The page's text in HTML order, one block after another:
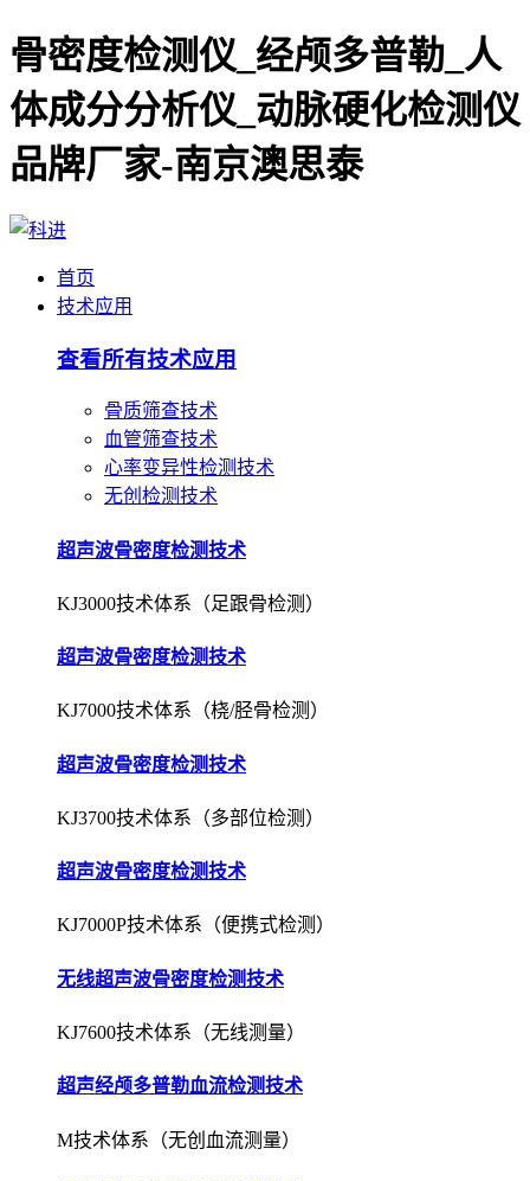
骨密度检测仪_经颅多普勒_人
体成分分析仪_动脉硬化检测仪
品牌厂家-南京澳思泰
首页
技术应用
查看所有技术应用
骨质筛查技术
血管筛查技术
心率变异性检测技术
无创检测技术
超声波骨密度检测技术
KJ3000技术体系（足跟骨检测）
超声波骨密度检测技术
KJ7000技术体系（桡/胫骨检测）
超声波骨密度检测技术
KJ3700技术体系（多部位检测）
超声波骨密度检测技术
KJ7000P技术体系（便携式检测）
无线超声波骨密度检测技术
KJ7600技术体系（无线测量）
超声经颅多普勒血流检测技术
M技术体系（无创血流测量）